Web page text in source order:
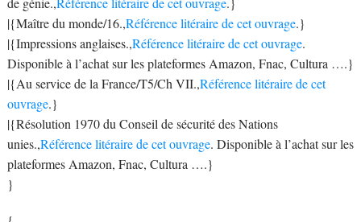
|{Maître du monde/16.,Référence litéraire de cet ouvrage.}
|{Impressions anglaises.,Référence litéraire de cet ouvrage.
Disponible à l’achat sur les plateformes Amazon, Fnac, Cultura ….}
|{Au service de la France/T5/Ch VII.,Référence litéraire de cet
ouvrage.}
|{Résolution 1970 du Conseil de sécurité des Nations
unies.,Référence litéraire de cet ouvrage. Disponible à l’achat sur les
plateformes Amazon, Fnac, Cultura ….}
}